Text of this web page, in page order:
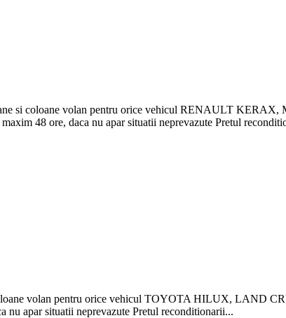
si coloane volan pentru orice vehicul RENAULT KERAX,
48 ore, daca nu apar situatii neprevazute Pretul
volan pentru orice vehicul TOYOTA HILUX, LAND
nu apar situatii neprevazute Pretul reconditionarii...